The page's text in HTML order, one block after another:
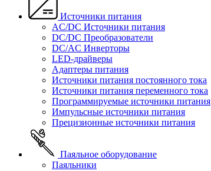
Источники питания
AC/DC Источники питания
DC/DC Преобразователи
DC/AC Инверторы
LED-драйверы
Адаптеры питания
Источники питания постоянного тока
Источники питания переменного тока
Программируемые источники питания
Импульсные источники питания
Прецизионные источники питания
Паяльное оборудование
Паяльники